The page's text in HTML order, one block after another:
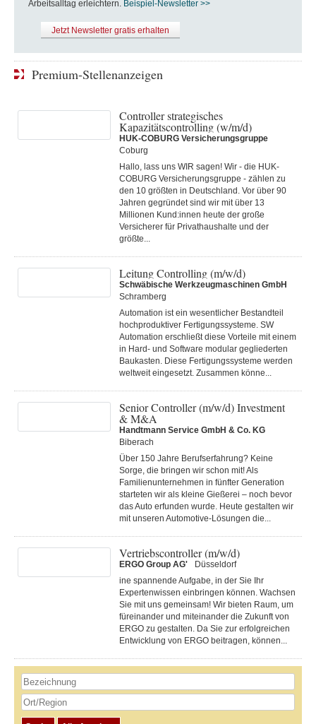
Arbeitsalltag erleichtern. Beispiel-Newsletter >>
Jetzt Newsletter gratis erhalten
Premium-Stellenanzeigen
Controller strategisches
Kapazitätscontrolling (w/m/d)
HUK-COBURG Versicherungsgruppe
Coburg
Hallo, lass uns WIR sagen! Wir - die HUK-
COBURG Versicherungsgruppe - zählen zu
den 10 größten in Deutschland. Vor über 90
Jahren gegründet sind wir mit über 13
Millionen Kund:innen heute der große
Versicherer für Privathaushalte und der
größte...
Leitung Controlling (m/w/d)
Schwäbische Werkzeugmaschinen GmbH
Schramberg
Automation ist ein wesentlicher Bestandteil
hochproduktiver Fertigungssysteme. SW
Automation erschließt diese Vorteile mit einem
in Hard- und Software modular gegliederten
Baukasten. Diese Fertigungs­systeme werden
weltweit eingesetzt. Zusammen könne...
Senior Controller (m/w/d) Investment
& M&A
Handtmann Service GmbH & Co. KG
Biberach
Über 150 Jahre Berufserfahrung? Keine
Sorge, die bringen wir schon mit! Als
Familienunternehmen in fünfter Generation
starteten wir als kleine Gießerei – noch bevor
das Auto erfunden wurde. Heute gestalten wir
mit unseren Automotive-Lösungen die...
Vertriebscontroller (m/w/d)
ERGO Group AG'
Düsseldorf
ine spannende Aufgabe, in der Sie Ihr
Expertenwissen einbringen können. Wachsen
Sie mit uns gemeinsam! Wir bieten Raum, um
füreinander und miteinander die Zukunft von
ERGO zu gestalten. Da Sie zur erfolgreichen
Entwicklung von ERGO beitragen, können...